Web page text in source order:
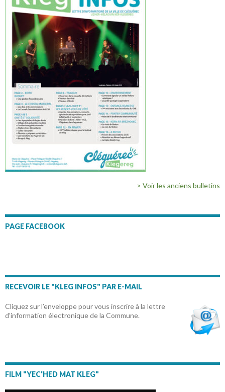
> Voir les anciens bulletins
PAGE FACEBOOK
RECEVOIR LE "KLEG INFOS" PAR E-MAIL
Cliquez sur l’enveloppe pour vous inscrire à la lettre
d’information électronique de la Commune.
FILM "YEC'HED MAT KLEG"